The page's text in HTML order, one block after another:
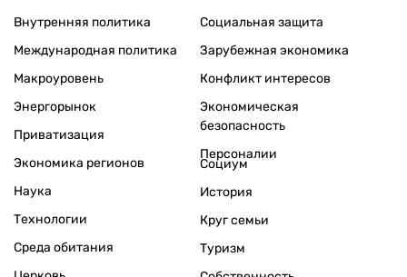
Внутренняя политика
Международная политика
Макроуровень
Энергорынок
Приватизация
Экономика регионов
Социальная защита
Зарубежная экономика
Конфликт интересов
Экономическая
безопасность
Персоналии
Наука
Технологии
Среда обитания
Социум
История
Круг семьи
Туризм